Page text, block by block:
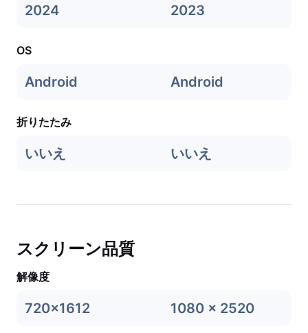
2024 2023
OS
Android Android
折りたたみ
いいえ いいえ
スクリーン品質
解像度
720x1612 1080 x 2520